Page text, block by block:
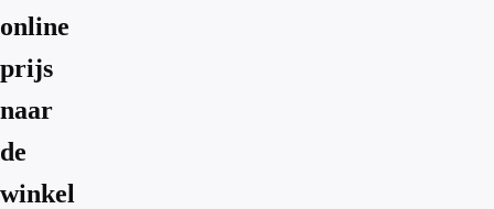
online
prijs
naar
de
winkel